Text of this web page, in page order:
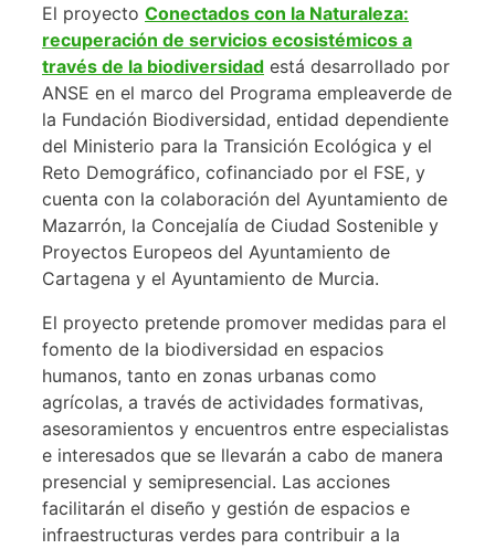
El proyecto Conectados con la Naturaleza:
recuperación de servicios ecosistémicos a
través de la biodiversidad está desarrollado por
ANSE en el marco del Programa empleaverde de
la Fundación Biodiversidad, entidad dependiente
del Ministerio para la Transición Ecológica y el
Reto Demográfico, cofinanciado por el FSE, y
cuenta con la colaboración del Ayuntamiento de
Mazarrón, la Concejalía de Ciudad Sostenible y
Proyectos Europeos del Ayuntamiento de
Cartagena y el Ayuntamiento de Murcia.
El proyecto pretende promover medidas para el
fomento de la biodiversidad en espacios
humanos, tanto en zonas urbanas como
agrícolas, a través de actividades formativas,
asesoramientos y encuentros entre especialistas
e interesados que se llevarán a cabo de manera
presencial y semipresencial. Las acciones
facilitarán el diseño y gestión de espacios e
infraestructuras verdes para contribuir a la